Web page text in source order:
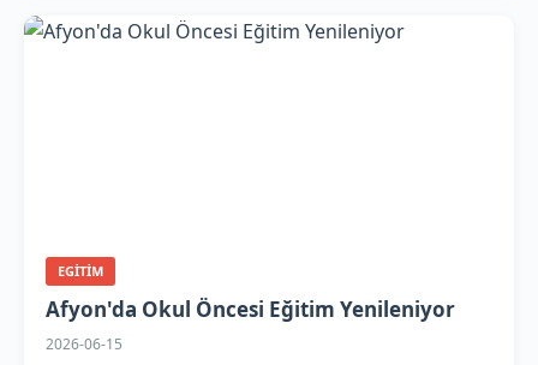
EGITIM
Afyon'da Okul Öncesi Eğitim Yenileniyor
2026-06-15